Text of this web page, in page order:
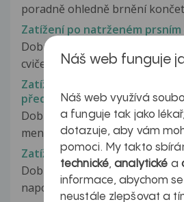
poradně ohledně brnění
Zatížení po natrženém prsním
Dobrý den, v listopadu
cvičení natrhl prsní sval....
Zatížení přetrženého
před operací
Dobrý den, při sportu jsem
menisku a došlo k přetržení
Zatížení teplem v práci
Dobrý den jsem sledován na
naposled prohlídka byla
Náš web funguje
Náš web využívá
a funguje tak jako
dotazuje, aby vám
pomoci. My takto
technické,analytické a
informace, abychom
neustále zlepšovat a